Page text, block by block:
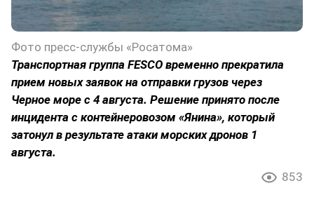
Фото пресс-службы «Росатома»
Транспортная группа FESCO временно прекратила
прием новых заявок на отправки грузов через
Черное море с 4 августа. Решение принято после
инцидента с контейнеровозом «Янина», который
затонул в результате атаки морских дронов 1
августа.
853